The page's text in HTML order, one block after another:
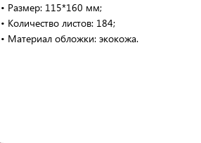
• Размер: 115*160 мм;
• Количество листов: 184;
• Материал обложки: экокожа.